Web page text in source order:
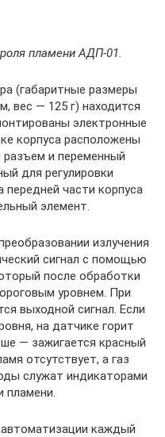
пламени АДП-01.
(габаритные размеры
вес — 125 г) находится
электронные
корпуса расположены
и переменный
для регулировки
передней части корпуса
элемент.
излучения
сигнал с помощью
после обработки
уровнем. При
выходной сигнал. Если
на датчике горит
— зажигается красный
отсутствует, а газ
служат индикаторами
пламени.
каждый